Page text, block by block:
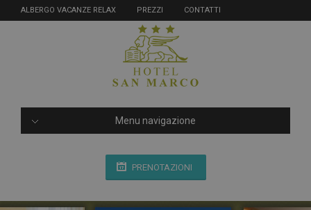
ALBERGO VACANZE RELAX PREZZI CONTATTI
Menu navigazione
PRENOTAZIONI